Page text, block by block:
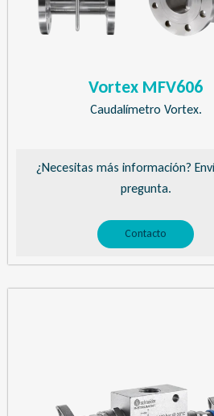
Vortex MFV606
Caudalímetro Vortex.
¿Necesitas más información?
pregunta.
Contacto